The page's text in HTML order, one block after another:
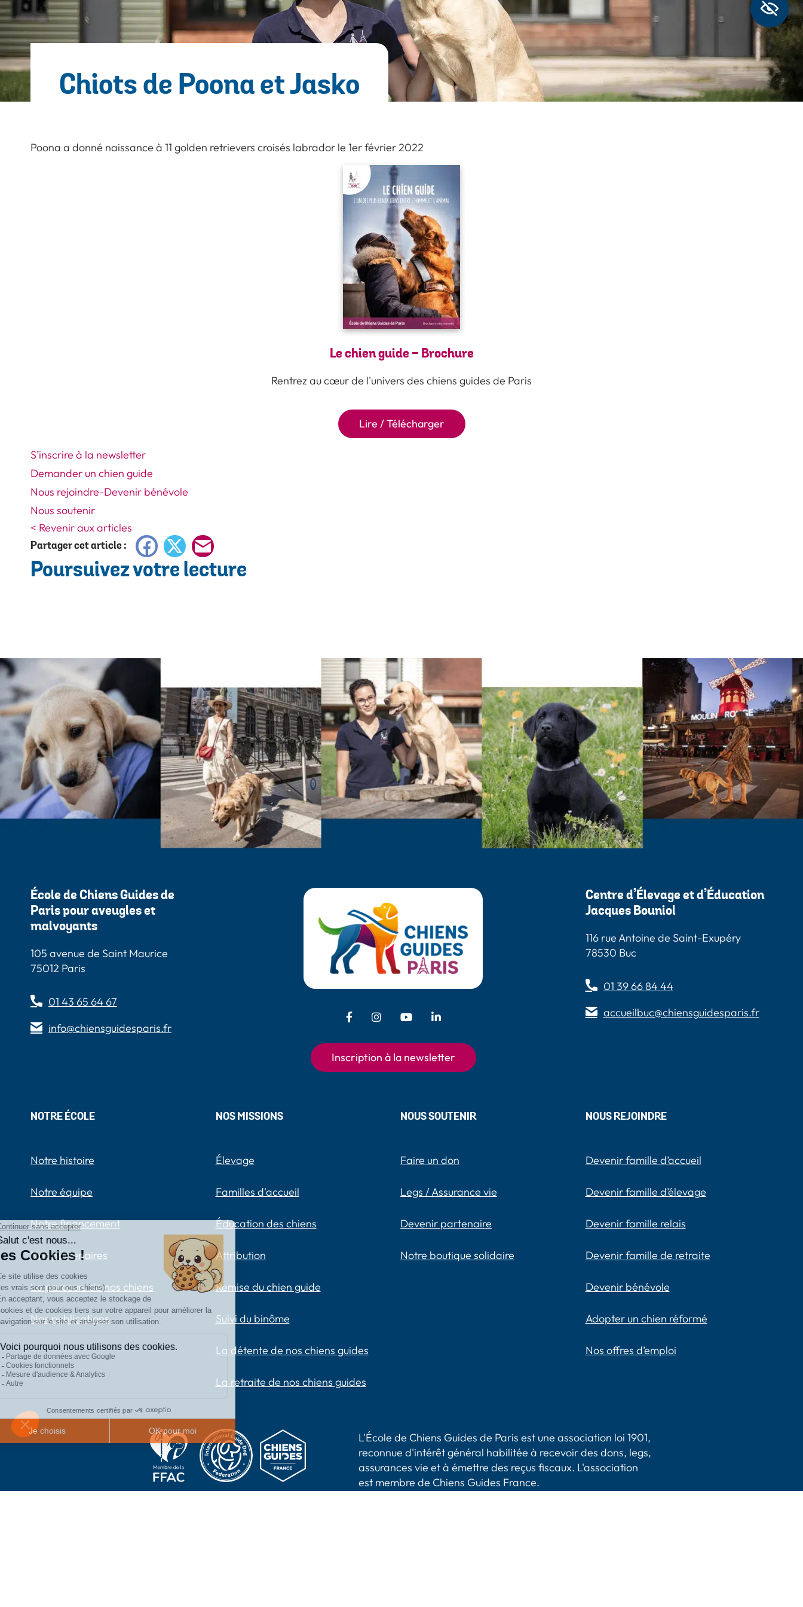
Chiots de Poona et Jasko
Poona a donné naissance à 11 golden retrievers croisés labrador le 1er février 2022
Le chien guide - Brochure
Rentrez au cœur de l'univers des chiens guides de Paris
Lire / Télécharger
S’inscrire à la newsletter
Demander un chien guide
Nous rejoindre-Devenir bénévole
Nous soutenir
< Revenir aux articles
Partager cet article : Facebook
X
mail
Poursuivez votre lecture
École de Chiens Guides de
Paris pour aveugles et
malvoyants
105 avenue de Saint Maurice
75012 Paris
01 43 65 64 67
info@chiensguidesparis.fr
Facebook - Chiens Guides Paris
Instagram - Chiens Guides Paris
Youtube - Chiens Guides Paris
LinkedIn - Chiens Guides Paris
Inscription à la newsletter
Centre d’Élevage et d’Éducation
Jacques Bouniol
116 rue Antoine de Saint-Exupéry
78530 Buc
01 39 66 84 44
accueilbuc@chiensguidesparis.fr
NOTRE ÉCOLE
Notre histoire
Notre équipe
Notre financement
Nos partenaires
Le parcours de nos chiens
Nos publications
NOS MISSIONS
Élevage
Familles d'accueil
Éducation des chiens
Attribution
Remise du chien guide
Suivi du binôme
La détente de nos chiens guides
La retraite de nos chiens guides
NOUS SOUTENIR
Faire un don
Legs / Assurance vie
Devenir partenaire
Notre boutique solidaire
NOUS REJOINDRE
Devenir famille d’accueil
Devenir famille d’élevage
Devenir famille relais
Devenir famille de retraite
Devenir bénévole
Adopter un chien réformé
Nos offres d’emploi
L'École de Chiens Guides de Paris est une association loi 1901,
reconnue d'intérêt général habilitée à recevoir des dons, legs,
assurances vie et à émettre des reçus fiscaux. L'association
est membre de Chiens Guides France.